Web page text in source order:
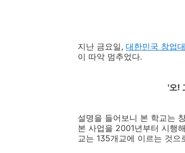
지난 금요일, 대한민국 창업
이 따악 멈추었다.
'오!
설명을 들어보니 본 학교는
본 사업을 2001년부터 시행
교는 135개교에 이르는 것으